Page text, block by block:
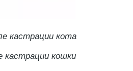
кастрации кота
кастрации кошки